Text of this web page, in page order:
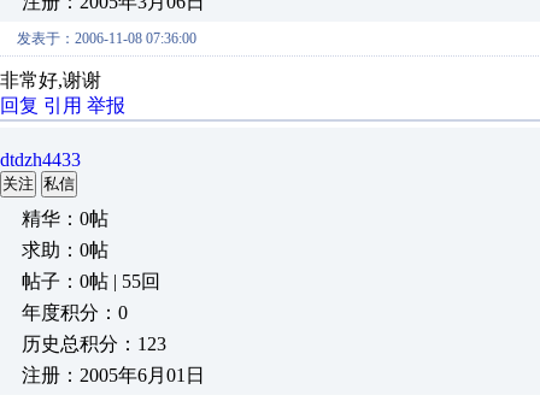
发表于：2006-11-08 07:36:00
非常好,谢谢
回复 引用 举报
dtdzh4433
关注 私信
精华：0帖
求助：0帖
帖子：0帖 | 55回
年度积分：0
历史总积分：123
注册：2005年6月01日